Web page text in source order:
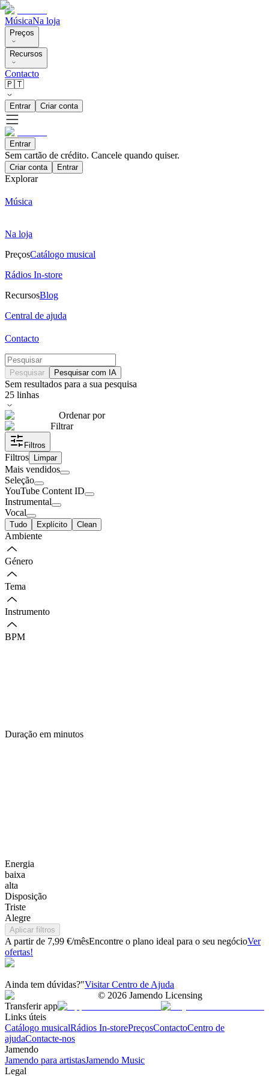
MúsicaNa loja
Preços
Recursos
Contacto
🇵🇹
Entrar Criar conta
Entrar
Sem cartão de crédito. Cancele quando quiser.
Criar conta Entrar
Explorar
Música
Na loja
PreçosCatálogo musical
Rádios In-store
RecursosBlog
Central de ajuda
Contacto
Pesquisar Pesquisar com IA
Sem resultados para a sua pesquisa
25 linhas
Ordenar por
Filtrar
Filtros
Filtros Limpar
Mais vendidos
Seleção
YouTube Content ID
Instrumental
Vocal
Tudo Explícito Clean
Ambiente
Género
Tema
Instrumento
BPM
Duração em minutos
Energia
baixa
alta
Disposição
Triste
Alegre
Aplicar filtros
A partir de 7,99 €/mêsEncontre o plano ideal para o seu negócioVer
ofertas!
Ainda tem dúvidas?"Visitar Centro de Ajuda
© 2026 Jamendo Licensing
Transferir app
Links úteis
Catálogo musicalRádios In-storePreçosContactoCentro de
ajudaContacte-nos
Jamendo
Jamendo para artistasJamendo Music
Legal